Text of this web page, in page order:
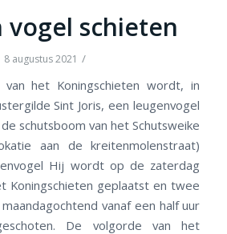
vogel schieten
8 augustus 2021 /
het Koningschieten wordt, in
Sint Joris, een leugenvogel
schutsboom van het Schutsweike
aan de kreitenmolenstraat)
Hij wordt op de zaterdag
Koningschieten geplaatst en twee
vanaf een half uur
De volgorde van het